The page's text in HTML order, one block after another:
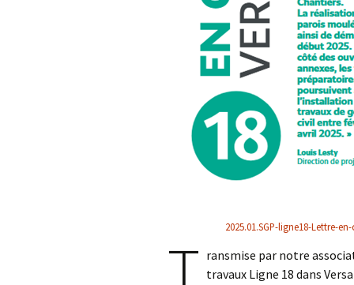
Sensibilisation des
industriels Le
Le
des
2025.01.SGP-ligne18-Lettre-
ransmise par notre
travaux Ligne 18 dans